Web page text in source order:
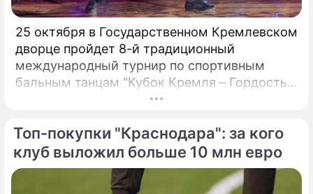
По теме
Продолжение: "Противостоят
влиятельные люди":
призывают к отступлению
25 октября в Государственном Кремлевском
дворце пройдет 8-й традиционный
международный турнир по спортивным
бальным танцам "Кубок Кремля – Гордость
президент Российского Танцевального
Союза, заслуженный деятель искусств РФ,
народный артист России:«Наша страна
переживает сложный период жизни и
Топ-покупки "Краснодара": за кого
клуб выложил больше 10 млн евро